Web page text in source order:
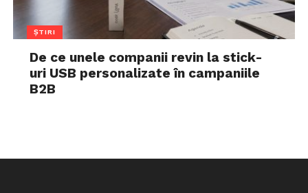
ȘTIRI
De ce unele companii revin la stick-
uri USB personalizate în campaniile
B2B